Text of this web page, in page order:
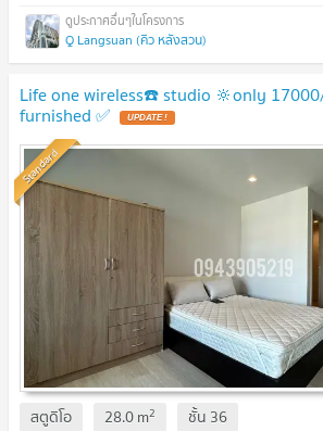
Q Langsuan (คิว หลังสวน)
Life one wireless☎️ studio 🔆only
furnished ✅
Standard
สตูดิโอ 28.0m2 ชั้น 36